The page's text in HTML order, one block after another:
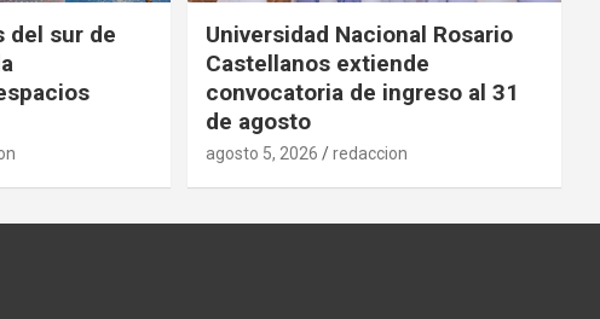
del sur de
Universidad Nacional Rosario
Castellanos extiende
convocatoria de ingreso al 31
de agosto
agosto 5, 2026 redaccion